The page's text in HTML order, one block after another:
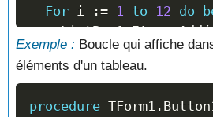
For i := 1 to 12 do
    ListBox1
.Items.Add(
end ;
//  La ListBox
//   A
Exemple : Boucle qui affiche
éléments d'un tableau.
procedure TForm1 .